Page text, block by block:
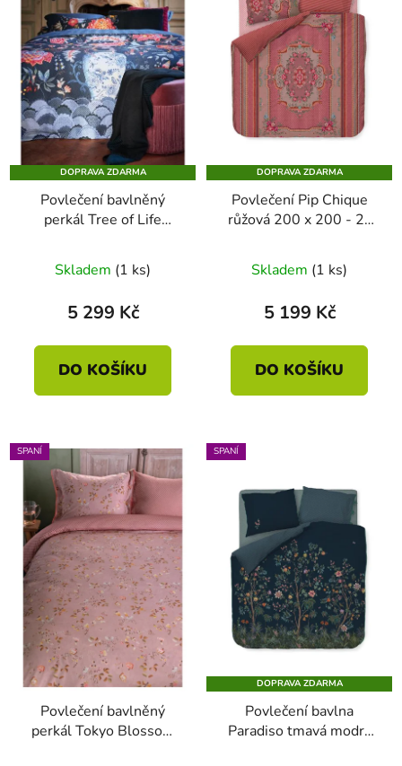
DOPRAVA ZDARMA
Povlečení bavlněný
perkál Tree of Life
Skladem (1 ks)
5 299 Kč
DO KOŠÍKU
DOPRAVA ZDARMA
Povlečení Pip Chique
růžová 200 x 200 - 2x
Skladem (1 ks)
5 199 Kč
DO KOŠÍKU
SPANÍ
Povlečení bavlněný
perkál Tokyo Blossom
SPANÍ
DOPRAVA ZDARMA
Povlečení bavlna
Paradiso tmavá modrá